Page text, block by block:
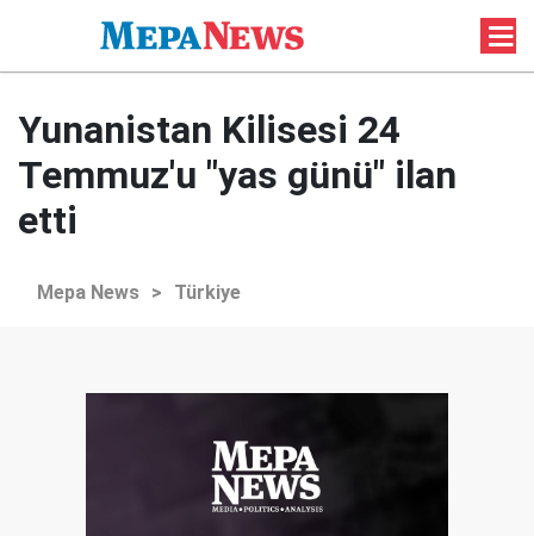
Yunanistan Kilisesi 24
Temmuz'u "yas günü" ilan
etti
Mepa News > Türkiye